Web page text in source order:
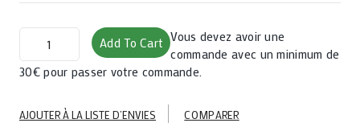
D’achat
Mbongo
Add To Cart Vous devez avoir une
commande avec un minimum de
30€ pour passer votre commande.
AJOUTER À LA LISTE D’ENVIES COMPARER